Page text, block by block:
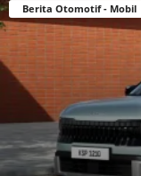
Berita Otomotif - Mobil